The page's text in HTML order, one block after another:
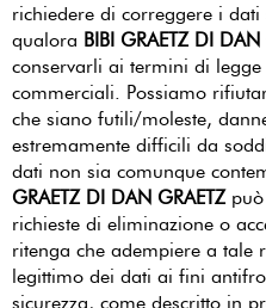
richiedere di correggere i
qualora BIBI GRAETZ DI DAN
conservarli ai termini di
commerciali. Possiamo
che siano futili/moleste,
estremamente difficili da
dati non sia comunque
GRAETZ DI DAN GRAETZ
richieste di eliminazione o
ritenga che adempiere a tale
legittimo dei dati ai fini